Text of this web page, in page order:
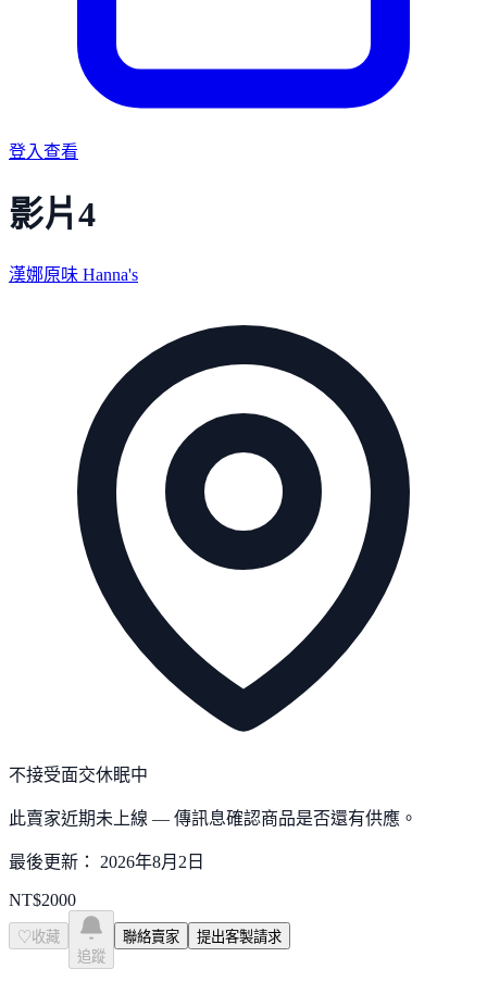
登入查看
影片4
漢娜原味 Hanna's
不接受面交休眠中
此賣家近期未上線 — 傳訊息確認商品是否還有供應。
最後更新： 2026年8月2日
NT$2000
♡ 收藏
追蹤
聯絡賣家 提出客製請求